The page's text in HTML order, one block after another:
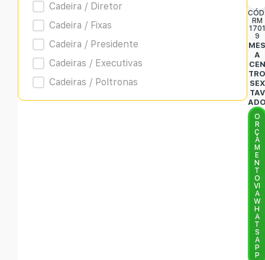
Product Archive
Cadeira / Diretor
Cadeira / Fixas
Cadeira / Presidente
Cadeiras / Executivas
Cadeiras / Poltronas
RM
1701
9
A
CEN
SEX
TAV
O
R
Ç
A
M
E
N
T
O
VI
A
W
H
A
T
S
A
P
P